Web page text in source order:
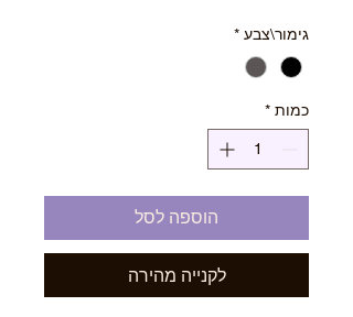
גימור\צבע *
כמות *
הוספה לסל
לקנייה מהירה